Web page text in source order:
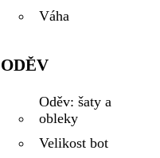
Váha
ODĚV
Oděv: šaty a
obleky
Velikost bot